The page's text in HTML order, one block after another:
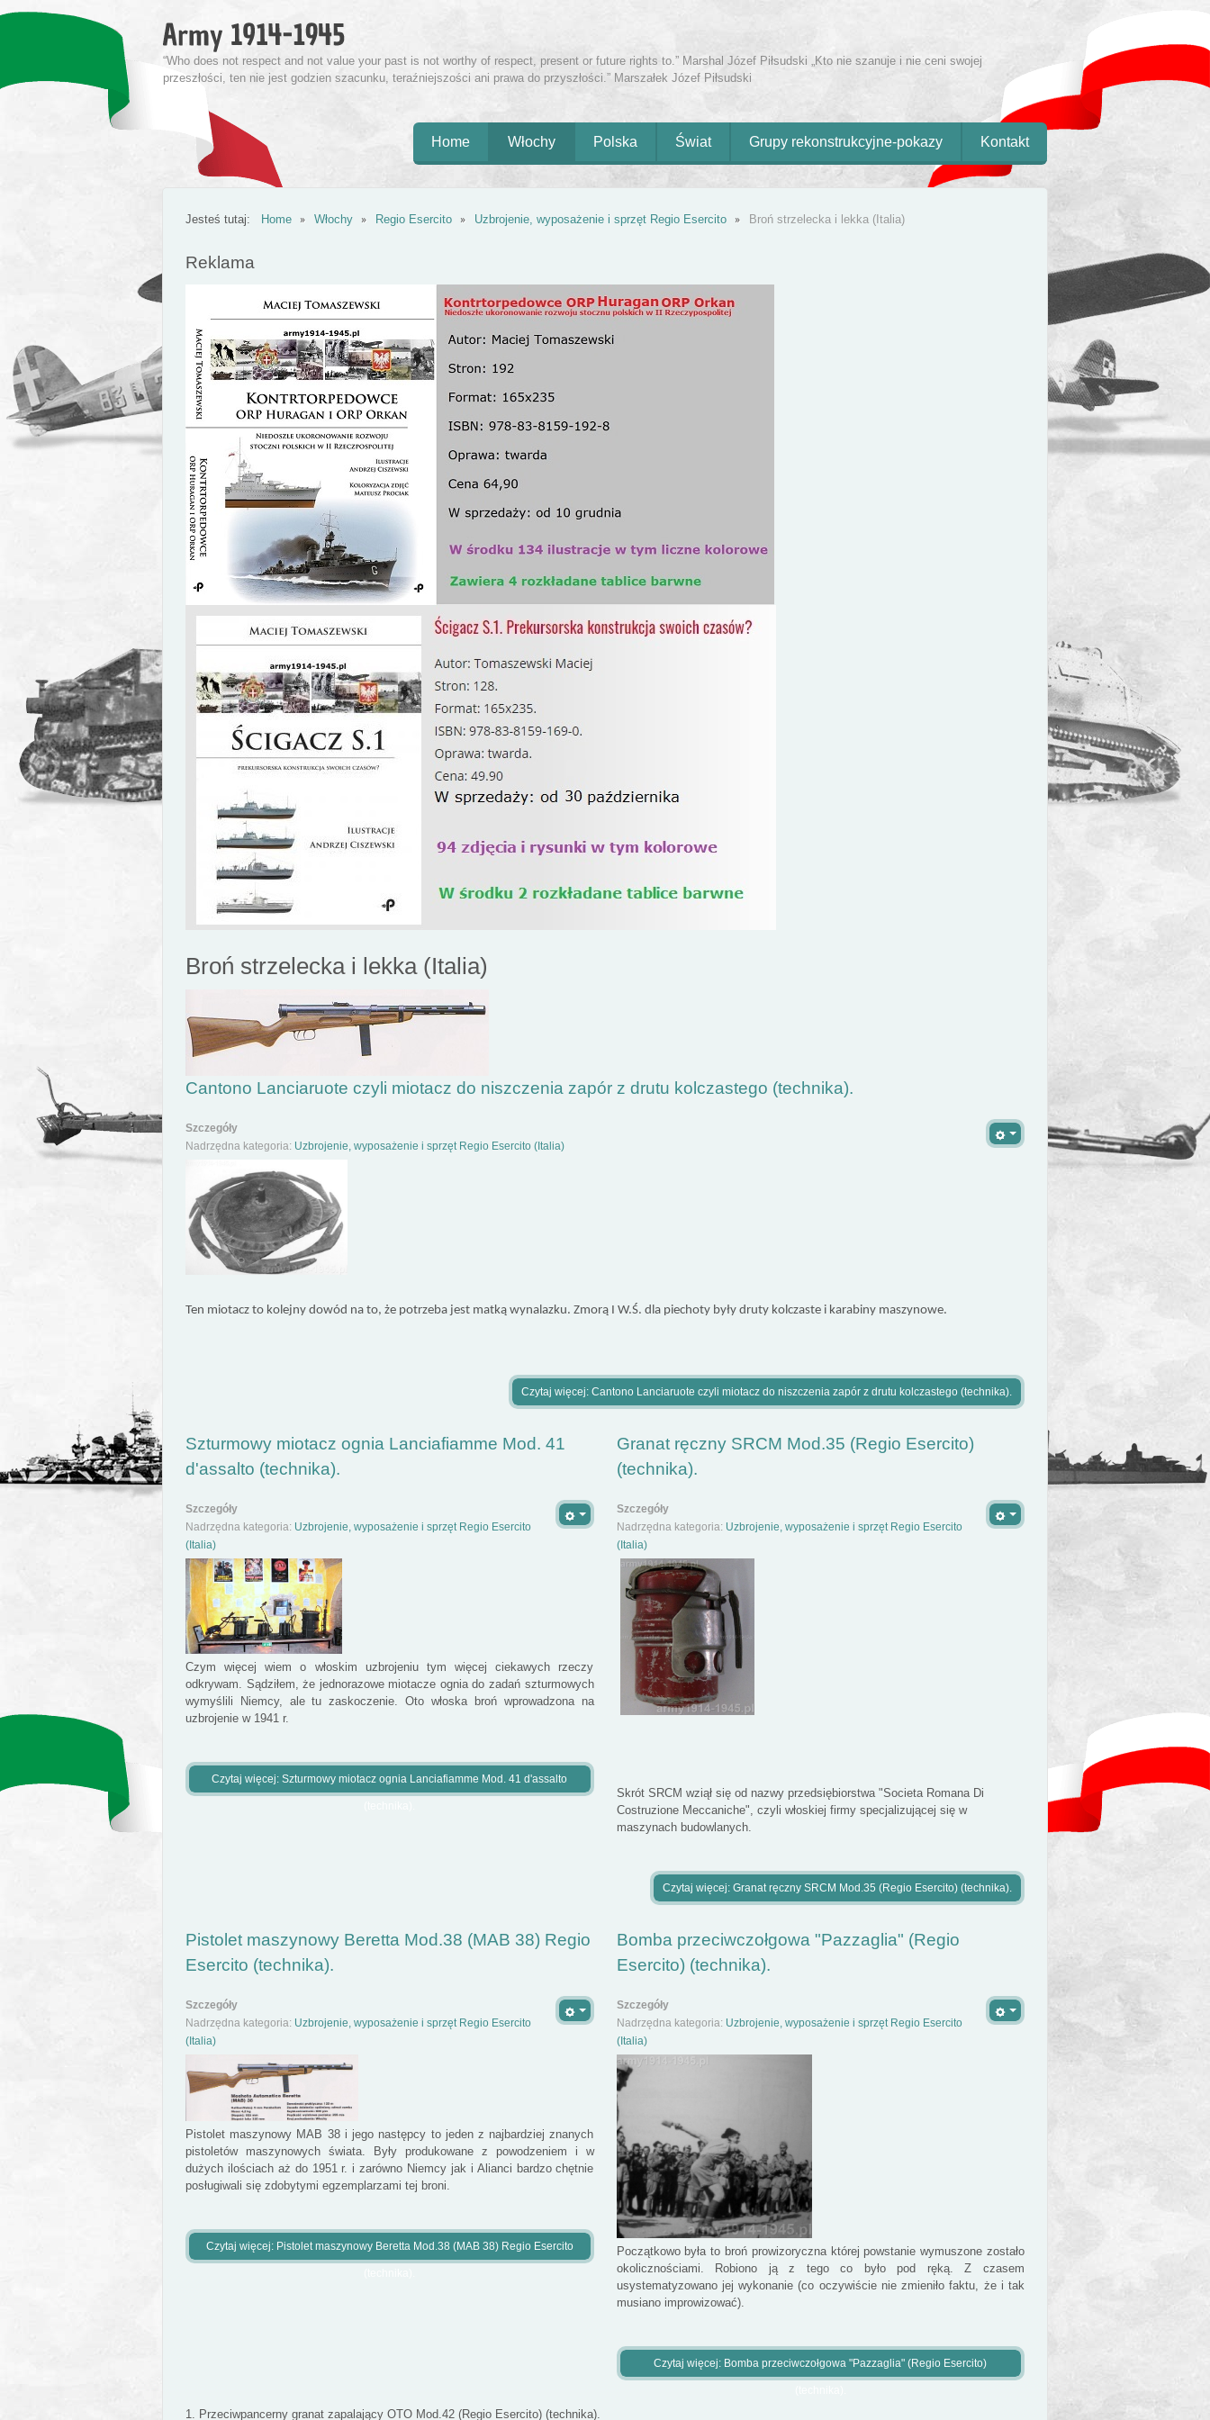
“Who does not respect and not value your past is not worthy of respect, present or future rights to.” Marshal Józef Piłsudski „Kto nie szanuje i nie ceni swojej
przeszłości, ten nie jest godzien szacunku, teraźniejszości ani prawa do przyszłości.” Marszałek Józef Piłsudski
Home Włochy Polska Świat Grupy rekonstrukcyjne-pokazy Kontakt
Jesteś tutaj: Home Włochy Regio Esercito Uzbrojenie, wyposażenie i sprzęt Regio Esercito Broń strzelecka i lekka (Italia)
Reklama
Broń strzelecka i lekka (Italia)
Cantono Lanciaruote czyli miotacz do niszczenia zapór z drutu kolczastego (technika).
Szczegóły
Nadrzędna kategoria: Uzbrojenie, wyposażenie i sprzęt Regio Esercito (Italia)
Ten miotacz to kolejny dowód na to, że potrzeba jest matką wynalazku. Zmorą I W.Ś. dla piechoty były druty kolczaste i karabiny maszynowe.
Czytaj więcej: Cantono Lanciaruote czyli miotacz do niszczenia zapór z drutu kolczastego (technika).
Szturmowy miotacz ognia Lanciafiamme Mod. 41
d'assalto (technika).
Szczegóły
Nadrzędna kategoria: Uzbrojenie, wyposażenie i sprzęt Regio Esercito
(Italia)
Czym więcej wiem o włoskim uzbrojeniu tym więcej ciekawych rzeczy
odkrywam. Sądziłem, że jednorazowe miotacze ognia do zadań szturmowych
wymyślili Niemcy, ale tu zaskoczenie. Oto włoska broń wprowadzona na
uzbrojenie w 1941 r.
Czytaj więcej: Szturmowy miotacz ognia Lanciafiamme Mod. 41 d'assalto
Granat ręczny SRCM Mod.35 (Regio Esercito)
(technika).
Szczegóły
Nadrzędna kategoria: Uzbrojenie, wyposażenie i sprzęt Regio Esercito
(Italia)
Skrót SRCM wziął się od nazwy przedsiębiorstwa "Societa Romana Di
Costruzione Meccaniche", czyli włoskiej firmy specjalizującej się w
maszynach budowlanych.
Czytaj więcej: Granat ręczny SRCM Mod.35 (Regio Esercito) (technika).
Pistolet maszynowy Beretta Mod.38 (MAB 38) Regio
Esercito (technika).
Szczegóły
Nadrzędna kategoria: Uzbrojenie, wyposażenie i sprzęt Regio Esercito
(Italia)
Pistolet maszynowy MAB 38 i jego następcy to jeden z najbardziej znanych
pistoletów maszynowych świata. Były produkowane z powodzeniem i w
dużych ilościach aż do 1951 r. i zarówno Niemcy jak i Alianci bardzo chętnie
posługiwali się zdobytymi egzemplarzami tej broni.
Czytaj więcej: Pistolet maszynowy Beretta Mod.38 (MAB 38) Regio Esercito
Bomba przeciwczołgowa "Pazzaglia" (Regio
Esercito) (technika).
Szczegóły
Nadrzędna kategoria: Uzbrojenie, wyposażenie i sprzęt Regio Esercito
(Italia)
Początkowo była to broń prowizoryczna której powstanie wymuszone zostało
okolicznościami. Robiono ją z tego co było pod ręką. Z czasem
usystematyzowano jej wykonanie (co oczywiście nie zmieniło faktu, że i tak
musiano improwizować).
Czytaj więcej: Bomba przeciwczołgowa "Pazzaglia" (Regio Esercito)
Przeciwpancerny granat zapalający OTO Mod.42 (Regio Esercito) (technika).